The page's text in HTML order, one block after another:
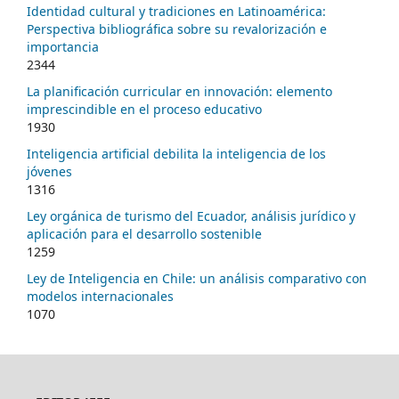
Identidad cultural y tradiciones en Latinoamérica:
Perspectiva bibliográfica sobre su revalorización e
importancia
2344
La planificación curricular en innovación: elemento
imprescindible en el proceso educativo
1930
Inteligencia artificial debilita la inteligencia de los
jóvenes
1316
Ley orgánica de turismo del Ecuador, análisis jurídico y
aplicación para el desarrollo sostenible
1259
Ley de Inteligencia en Chile: un análisis comparativo con
modelos internacionales
1070